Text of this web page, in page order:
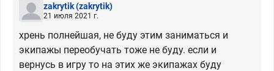
zakrytik(zakrytik)
21 июля 2021 г.
хрень полнейшая, не буду этим заниматься и
экипажы переобучать тоже не буду. если и
вернусь в игру то на этих же экипажах буду